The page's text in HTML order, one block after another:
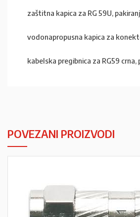
zaštitna kapica za RG 59U,
vodonapropusna kapica za
kabelska pregibnica za RG59 crna,
POVEZANI PROIZVODI